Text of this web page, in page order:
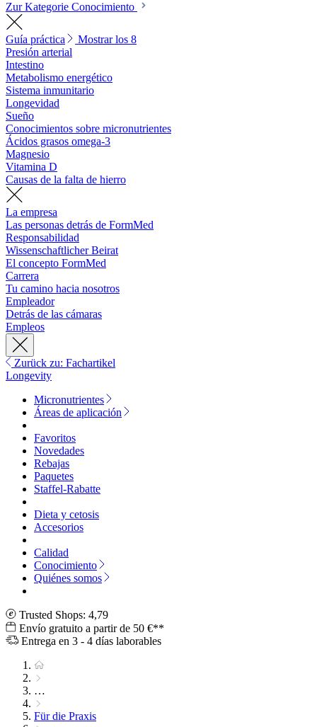
Zur Kategorie Conocimiento
Guía práctica
Mostrar los 8
Presión arterial
Intestino
Metabolismo energético
Sistema inmunitario
Longevidad
Sueño
Conocimientos sobre micronutrientes
Ácidos grasos omega-3
Magnesio
Vitamina D
Causas de la falta de hierro
La empresa
Las personas detrás de FormMed
Responsabilidad
Wissenschaftlicher Beirat
El concepto FormMed
Carrera
Tu camino hacia nosotros
Empleador
Detrás de las cámaras
Empleos
Zurück zu: Fachartikel
Longevity
Micronutrientes
Áreas de aplicación
Favoritos
Novedades
Rebajas
Paquetes
Staffel-Rabatte
Dieta y cetosis
Accesorios
Calidad
Conocimiento
Quiénes somos
Trusted Shops: 4,79
Envío gratuito a partir de 50 €**
Entrega en 3 - 4 días laborables
…
Für die Praxis